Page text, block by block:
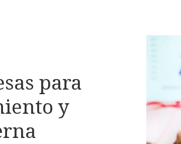
para
y